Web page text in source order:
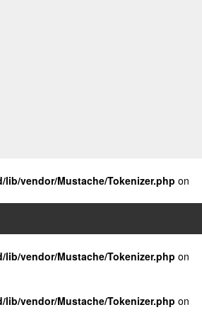
vendor/Mustache/Tokenizer.php on
vendor/Mustache/Tokenizer.php on
vendor/Mustache/Tokenizer.php on